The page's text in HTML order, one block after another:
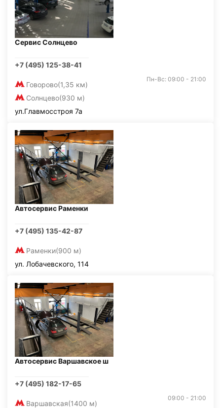
Сервис Солнцево
+7 (495) 125-38-41
Говорово(1,35 км)
Солнцево(930 м)
Пн-Вс: 09:00 - 21:00
ул.Главмосстроя 7а
Автосервис Раменки
+7 (495) 135-42-87
Раменки(900 м)
ул. Лобачевского, 114
Автосервис Варшавское ш
+7 (495) 182-17-65
Варшавская(1400 м)
09:00 - 21:00